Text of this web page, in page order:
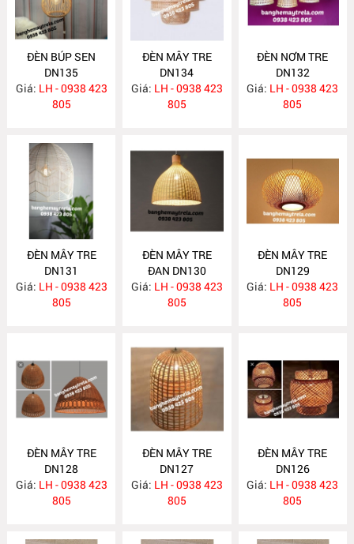
ĐÈN BÚP SEN
DN135
Giá: LH - 0938 423
805
ĐÈN MÂY TRE
DN134
Giá: LH - 0938 423
805
ĐÈN NƠM TRE
DN132
Giá: LH - 0938 423
805
ĐÈN MÂY TRE
DN131
Giá: LH - 0938 423
805
ĐÈN MÂY TRE
ĐAN DN130
Giá: LH - 0938 423
805
ĐÈN MÂY TRE
DN129
Giá: LH - 0938 423
805
ĐÈN MÂY TRE
DN128
Giá: LH - 0938 423
805
ĐÈN MÂY TRE
DN127
Giá: LH - 0938 423
805
ĐÈN MÂY TRE
DN126
Giá: LH - 0938 423
805